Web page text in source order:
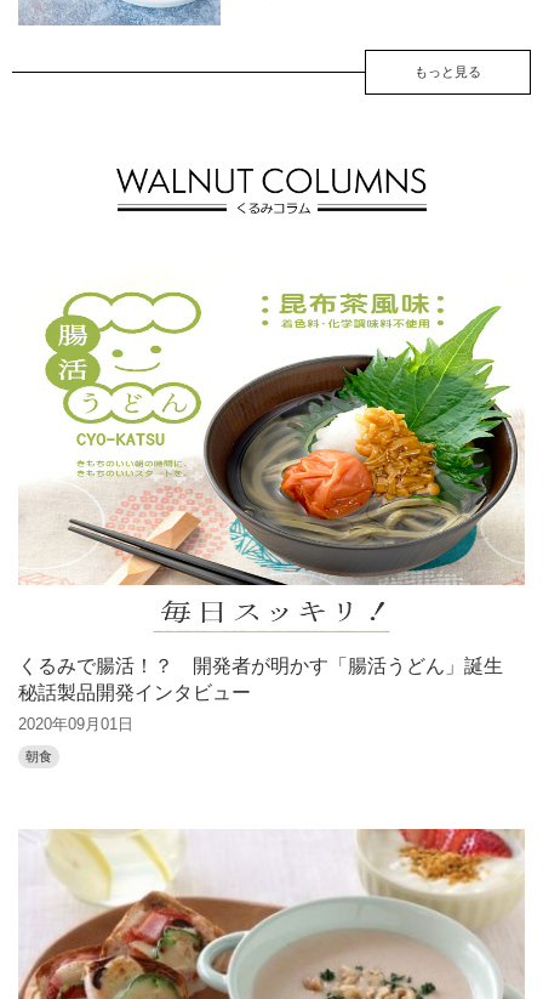
もっと見る
くるみで腸活！？ 開発者が明かす「腸活うどん」誕生
秘話製品開発インタビュー
2020年09月01日
朝食